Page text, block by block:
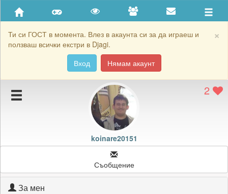
×
Ти си ГОСТ в момента. Влез в акаунта си за да играеш и
ползваш всички екстри в Djagi.
Вход
Нямам акаунт
Приятели
Хронология на игри
Подаръците на koinare20151
Картичките на koinare20151
Блокирай koinare20151
2
koinare20151
Съобщение
За мен